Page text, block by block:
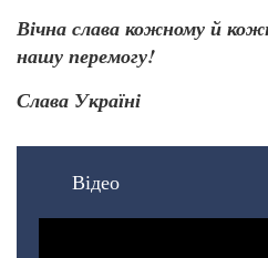
Вічна слава кожному й
нашу перемогу!
Слава Україні
Відео